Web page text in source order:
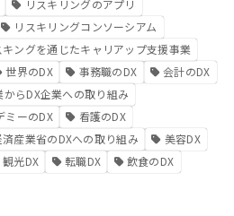
リスキリングのアプリ
リスキリングコンソーシアム
キングを通じたキャリアップ支援事業
世界のDX 事務職のDX
会計のDX
らDX企業への取り組み
ミーのDX
看護のDX
済産業省のDXへの取り組み
美容DX
観光DX 転職DX 飲食のDX